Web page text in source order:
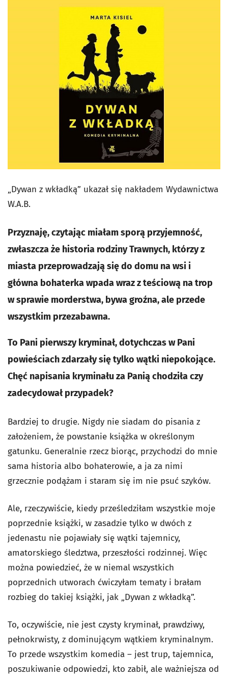
„Dywan z wkładką” ukazał się nakładem Wydawnictwa
W.A.B.
Przyznaję, czytając miałam sporą przyjemność,
zwłaszcza że historia rodziny Trawnych, którzy z
miasta przeprowadzają się do domu na wsi i
główna bohaterka wpada wraz z teściową na trop
w sprawie morderstwa, bywa groźna, ale przede
wszystkim przezabawna.
To Pani pierwszy kryminał, dotychczas w Pani
powieściach zdarzały się tylko wątki niepokojące.
Chęć napisania kryminału za Panią chodziła czy
zadecydował przypadek?
Bardziej to drugie. Nigdy nie siadam do pisania z
założeniem, że powstanie książka w określonym
gatunku. Generalnie rzecz biorąc, przychodzi do mnie
sama historia albo bohaterowie, a ja za nimi
grzecznie podążam i staram się im nie psuć szyków.
Ale, rzeczywiście, kiedy prześledziłam wszystkie moje
poprzednie książki, w zasadzie tylko w dwóch z
jedenastu nie pojawiały się wątki tajemnicy,
amatorskiego śledztwa, przeszłości rodzinnej. Więc
można powiedzieć, że w niemal wszystkich
poprzednich utworach ćwiczyłam tematy i brałam
rozbieg do takiej książki, jak „Dywan z wkładką”.
To, oczywiście, nie jest czysty kryminał, prawdziwy,
pełnokrwisty, z dominującym wątkiem kryminalnym.
To przede wszystkim komedia – jest trup, tajemnica,
poszukiwanie odpowiedzi, kto zabił, ale ważniejsza od